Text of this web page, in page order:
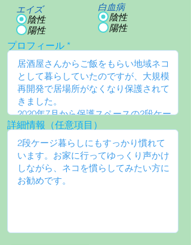
エイズ
陰性
陽性
白血病
陰性
陽性
プロフィール
詳細情報（任意項目）